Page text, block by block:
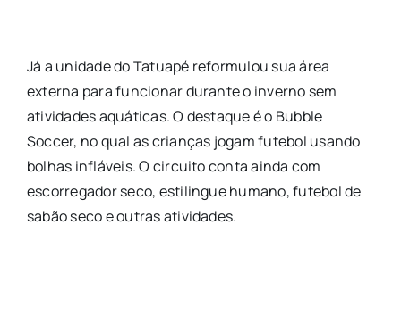
Já a unidade do Tatuapé reformulou sua área
externa para funcionar durante o inverno sem
atividades aquáticas. O destaque é o Bubble
Soccer, no qual as crianças jogam futebol usando
bolhas infláveis. O circuito conta ainda com
escorregador seco, estilingue humano, futebol de
sabão seco e outras atividades.